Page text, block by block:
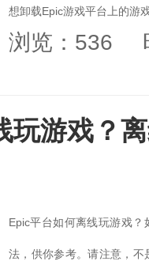
想卸载Epic游戏平台上的游
浏览：536
玩游戏？
Epic平台如何离线玩游戏
法，供你参考。请注意，